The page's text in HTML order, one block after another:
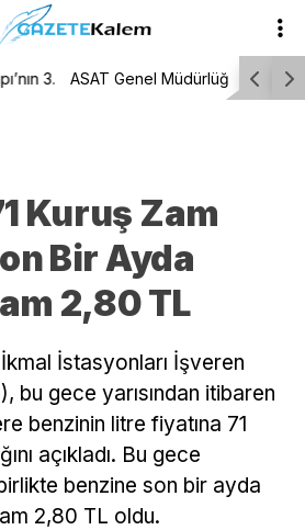
Aksu’da eş zamanlı
Kuruş Zam
Bir Ayda
2,80 TL
İstasyonları İşveren
bu gece yarısından itibaren
benzinin litre fiyatına 71
açıkladı. Bu gece
benzine son bir ayda
2,80 TL oldu.